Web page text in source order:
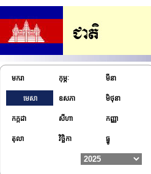
មករា កុម្ភៈ មីនា
មេសា ឧសភា មិថុនា
កក្កដា សីហា កញ្ញា
តុលា វិច្ឆិកា ធ្នូ
ព្រះរាជសារផ្ញើជូន ឯកឧត្តម ANDRZEJ DUDA ប្រធានាធិបតី
នៃសាធារណរដ្ឋប៉ូឡូញ
ព្រះរាជសារផ្ញើជូន លោកជំទាវបណ្ឌិត HILDA CATHY
HEINE ប្រធានាធិបតីនៃសាធារណរដ្ឋកោះម៉ាសាល
ព្រះរាជសារផ្ញើជូន ឯកឧត្តម FERDINAND R. MARCOS
ព្រះរាជសារផ្ញើថ្វាយព្រះករុណាព្រះបាទ WILLEM-
ព្រះរាជសារផ្ញើជូន ឯកឧត្តម FAURE ESSOZIMNA